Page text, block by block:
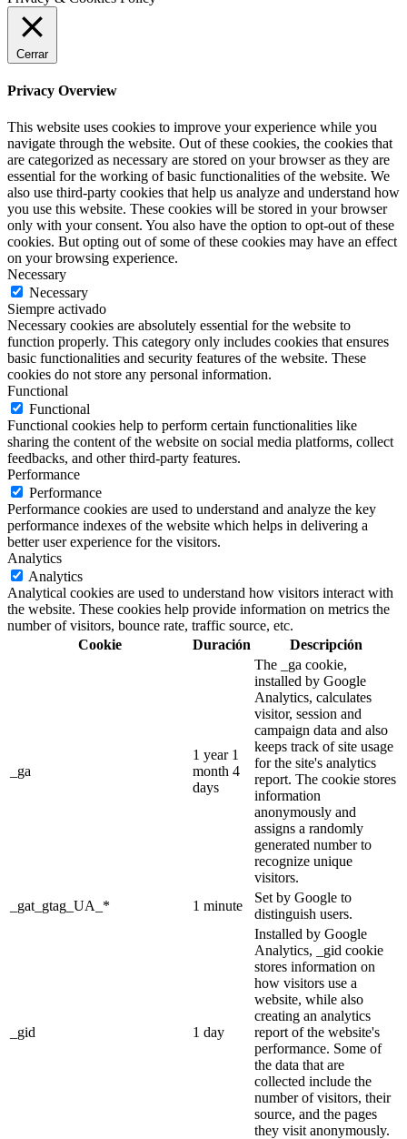
Cerrar
Privacy Overview
This website uses cookies to improve your experience while you
navigate through the website. Out of these cookies, the cookies that
are categorized as necessary are stored on your browser as they are
essential for the working of basic functionalities of the website. We
also use third-party cookies that help us analyze and understand how
you use this website. These cookies will be stored in your browser
only with your consent. You also have the option to opt-out of these
cookies. But opting out of some of these cookies may have an effect
on your browsing experience.
Necessary
Necessary
Siempre activado
Necessary cookies are absolutely essential for the website to
function properly. This category only includes cookies that ensures
basic functionalities and security features of the website. These
cookies do not store any personal information.
Functional
Functional
Functional cookies help to perform certain functionalities like
sharing the content of the website on social media platforms, collect
feedbacks, and other third-party features.
Performance
Performance
Performance cookies are used to understand and analyze the key
performance indexes of the website which helps in delivering a
better user experience for the visitors.
Analytics
Analytics
Analytical cookies are used to understand how visitors interact with
the website. These cookies help provide information on metrics the
number of visitors, bounce rate, traffic source, etc.
Cookie
Duración Descripción
_ga
1 year 1
month 4
days
The _ga cookie,
installed by Google
Analytics, calculates
visitor, session and
campaign data and also
keeps track of site usage
for the site's analytics
report. The cookie stores
information
anonymously and
assigns a randomly
generated number to
recognize unique
visitors.
_gat_gtag_UA_*
1 minute
Set by Google to
distinguish users.
_gid 1 day
Installed by Google
Analytics, _gid cookie
stores information on
how visitors use a
website, while also
creating an analytics
report of the website's
performance. Some of
the data that are
collected include the
number of visitors, their
source, and the pages
they visit anonymously.